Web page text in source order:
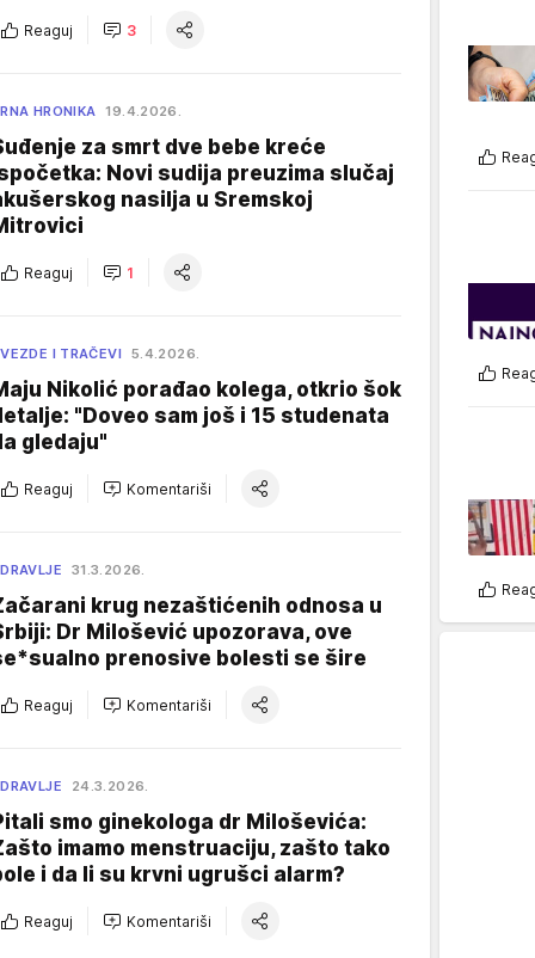
Reaguj 3
HRONIKA 19.4.2026.
za smrt dve bebe kreće
Novi sudija preuzima slučaj
nasilja u Sremskoj
Reaguj 1
I TRAČEVI 5.4.2026.
Nikolić porađao kolega, otkrio šok
"Doveo sam još i 15 studenata
gledaju"
Reaguj Komentariši
31.3.2026.
krug nezaštićenih odnosa u
Dr Milošević upozorava, ove
prenosive bolesti se šire
Reaguj Komentariši
24.3.2026.
smo ginekologa dr Miloševića:
imamo menstruaciju, zašto tako
i da li su krvni ugrušci alarm?
Reaguj Komentariši